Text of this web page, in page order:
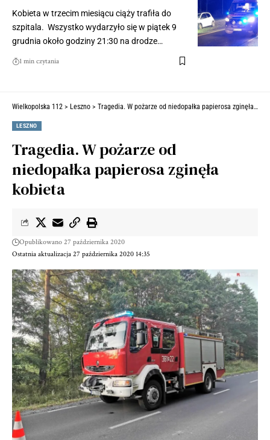
Kobieta w trzecim miesiącu ciąży trafiła do
szpitala. Wszystko wydarzyło się w piątek 9
grudnia około godziny 21:30 na drodze…
1 min czytania
Wielkopolska 112 > Leszno > Tragedia. W pożarze od niedopałka papierosa zginęła kobieta
LESZNO
Tragedia. W pożarze od
niedopałka papierosa zginęła
kobieta
Ostatnia aktualizacja 27 października 2020 14:35
Opublikowano 27 października 2020